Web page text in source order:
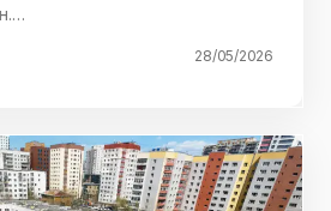
28/05/2026